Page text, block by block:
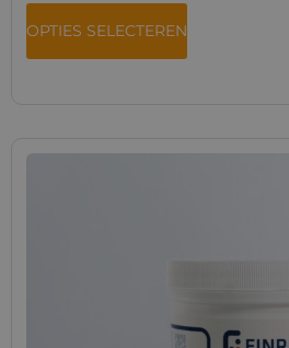
OPTIES SELECTEREN